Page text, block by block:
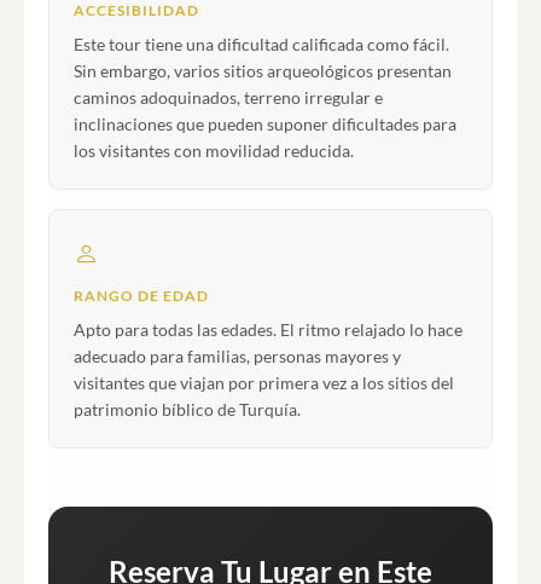
ACCESIBILIDAD
Este tour tiene una dificultad calificada como fácil.
Sin embargo, varios sitios arqueológicos presentan
caminos adoquinados, terreno irregular e
inclinaciones que pueden suponer dificultades para
los visitantes con movilidad reducida.
RANGO DE EDAD
Apto para todas las edades. El ritmo relajado lo hace
adecuado para familias, personas mayores y
visitantes que viajan por primera vez a los sitios del
patrimonio bíblico de Turquía.
Reserva Tu Lugar en Este